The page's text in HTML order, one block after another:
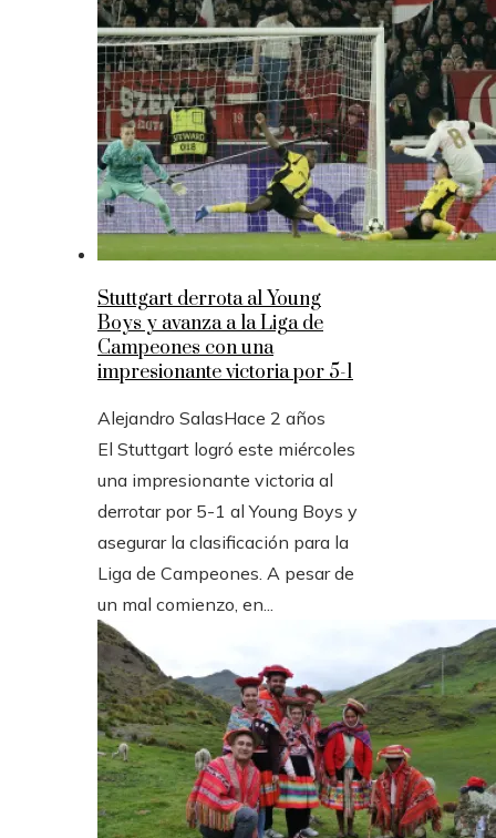
Stuttgart derrota al Young
Boys y avanza a la Liga de
Campeones con una
impresionante victoria por 5-1
Alejandro SalasHace 2 años
El Stuttgart logró este miércoles
una impresionante victoria al
derrotar por 5-1 al Young Boys y
asegurar la clasificación para la
Liga de Campeones. A pesar de
un mal comienzo, en...